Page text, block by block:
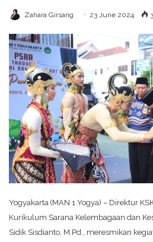
Zahara Girsang 23 June 2024
Yogyakarta (MAN 1 Yogya) – Direktur
Kurikulum Sarana Kelembagaan dan
Sidik Sisdianto, M.Pd., meresmikan